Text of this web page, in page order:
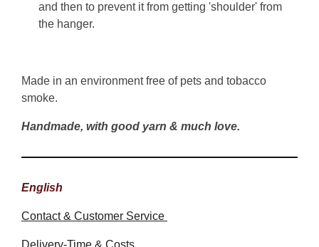
and then to prevent it from getting 'shoulder' from
the hanger.
Made in an environment free of pets and tobacco
smoke.
Handmade, with good yarn & much love.
English
Contact & Customer Service
Delivery-Time & Costs